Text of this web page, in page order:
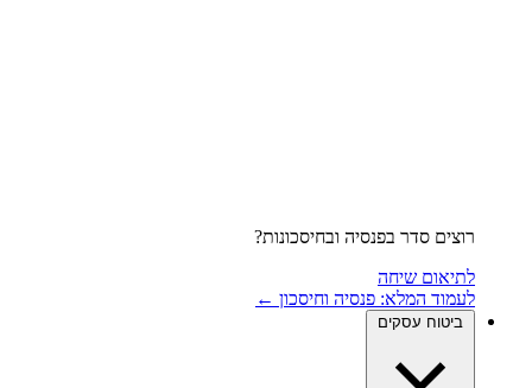
רוצים סדר בפנסיה ובחיסכונות?
לתיאום שיחה
לעמוד המלא: פנסיה וחיסכון ←
ביטוח עסקים